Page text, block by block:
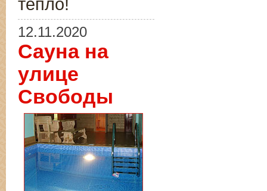
тепло!
12.11.2020
Сауна на
улице
Свободы